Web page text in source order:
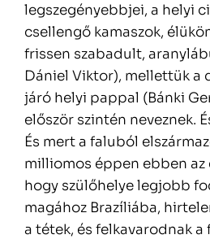
legszegényebbjei, a helyi
csellengő kamaszok,
frissen szabadult,
Dániel Viktor), mellettük a
járó helyi pappal (Bánki
először szintén neveznek.
És mert a faluból
milliomos éppen ebben az
hogy szülőhelye legjobb
magához Brazíliába,
a tétek, és felkavarodnak